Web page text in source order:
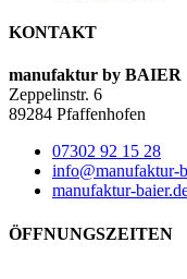
KONTAKT
manufaktur by BAIER
Zeppelinstr. 6
89284 Pfaffenhofen
07302 92 15 28
info@manufaktur-
manufaktur-
ÖFFNUNGSZEITEN